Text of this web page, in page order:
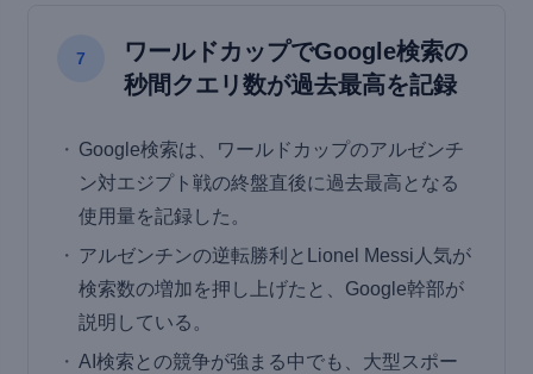
7
ワールドカップでGoogle検索の
秒間クエリ数が過去最高を記録
Google検索は、ワールドカップのアルゼンチ
ン対エジプト戦の終盤直後に過去最高となる
使用量を記録した。
アルゼンチンの逆転勝利とLionel Messi人気が
検索数の増加を押し上げたと、Google幹部が
説明している。
AI検索との競争が強まる中でも、大型スポー